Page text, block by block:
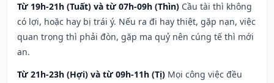
Từ 19h-21h (Tuất) và từ 07h-09h (Thìn) Cầu tài thì không
có lợi, hoặc hay bị trái ý. Nếu ra đi hay thiệt, gặp nạn, việc
quan trọng thì phải đòn, gặp ma quỷ nên cúng tế thì mới
an.
Từ 21h-23h (Hợi) và từ 09h-11h (Tị) Mọi công việc đều